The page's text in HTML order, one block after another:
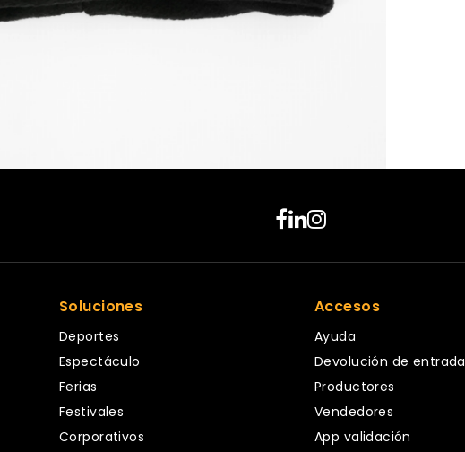
Soluciones
Deportes
Espectáculo
Ferias
Festivales
Corporativos
Accesos
Ayuda
Devolución de entrada
Productores
Vendedores
App validación